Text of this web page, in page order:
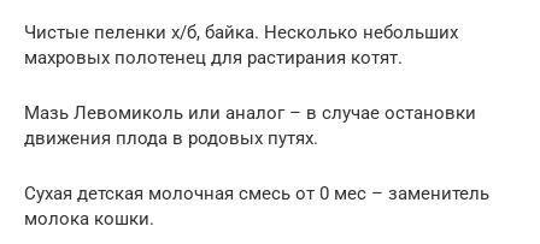
Чистые пеленки х/б, байка. Несколько небольших
махровых полотенец для растирания котят.
Мазь Левомиколь или аналог – в случае остановки
движения плода в родовых путях.
Сухая детская молочная смесь от 0 мес – заменитель
молока кошки.